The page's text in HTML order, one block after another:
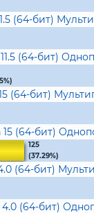
(64-бит)
(64-бит)
(64-бит)
15 (64-бит)
125
(37.29%)
(64-бит)
4.0 (64-бит)